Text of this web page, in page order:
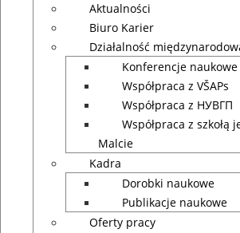
Aktualności
Biuro Karier
Działalność
Konferencje naukowe
Współpraca z VŠAPs
Współpraca z НУВГП
Współpraca z szkołą
Malcie
Kadra
Dorobki naukowe
Publikacje naukowe
Oferty pracy